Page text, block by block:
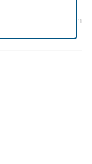
Bewertung schreiben